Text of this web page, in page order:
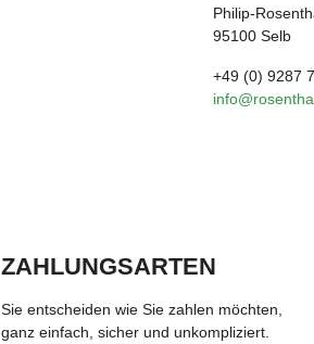
Philip-
95100 Selb
+49 (0) 9287
ZAHLUNGSARTEN
Sie entscheiden wie Sie zahlen möchten,
ganz einfach, sicher und unkompliziert.